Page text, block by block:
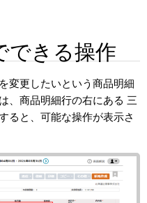
できる操作
変更したいという商品明細
、商品明細行の右にある 三
ると、可能な操作が表示さ